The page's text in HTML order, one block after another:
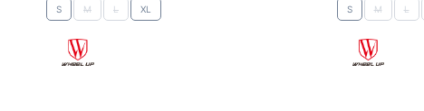
S M L XL S M L